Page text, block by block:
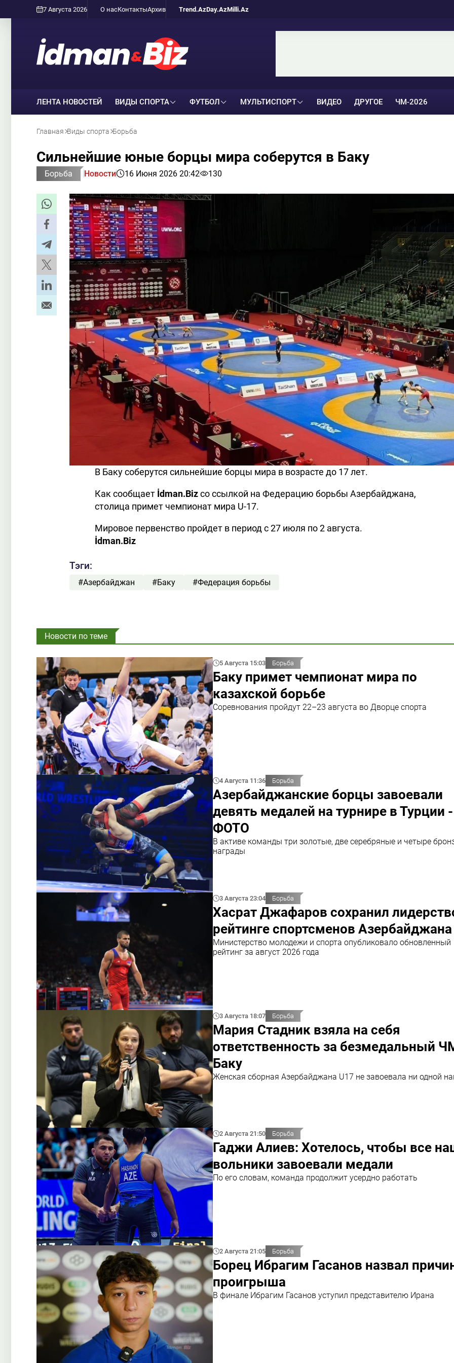
7 Августа 2026 О насКонтактыАрхив Trend.AzDay.AzMilli.Az
ЛЕНТА НОВОСТЕЙ ВИДЫ СПОРТА ФУТБОЛ МУЛЬТИСПОРТ ВИДЕО ДРУГОЕ ЧМ-2026
Главная Виды спорта Борьба
Сильнейшие юные борцы мира соберутся в Баку
Борьба Новости 16 Июня 2026 20:42 130
В Баку соберутся сильнейшие борцы мира в возрасте до 17 лет.
Как сообщает İdman.Bizсо ссылкой на Федерацию борьбы Азербайджана,
столица примет чемпионат мира U-17.
Мировое первенство пройдет в период с 27 июля по 2 августа.
İdman.Biz
Тэги:
#Азербайджан #Баку #Федерация борьбы
Новости по теме
5 Августа 15:03 Борьба
Баку примет чемпионат мира по
казахской борьбе
Соревнования пройдут 22–23 августа во Дворце спорта
4 Августа 11:36 Борьба
Азербайджанские борцы завоевали
девять медалей на турнире в Турции -
ФОТО
В активе команды три золотые, две серебряные и четыре
награды
3 Августа 23:04 Борьба
Хасрат Джафаров сохранил
рейтинге спортсменов Азербайджана
Министерство молодежи и спорта опубликовало обновленный
рейтинг за август 2026 года
3 Августа 18:07 Борьба
Мария Стадник взяла на себя
ответственность за безмедальный
Баку
Женская сборная Азербайджана U17 не завоевала ни одной
2 Августа 21:50 Борьба
Гаджи Алиев: Хотелось, чтобы все
вольники завоевали медали
По его словам, команда продолжит усердно работать
2 Августа 21:05 Борьба
Борец Ибрагим Гасанов назвал
проигрыша
В финале Ибрагим Гасанов уступил представителю Ирана